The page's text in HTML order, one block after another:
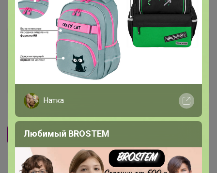
Джинсы женские F`FIVE 19782
1 719р Орг. 378,18р
Доставка 70р
Доставка ~ 14 дней с момента включения в
Бренд
F`FIVE
Размер
Натка
Любимый BROSTEM